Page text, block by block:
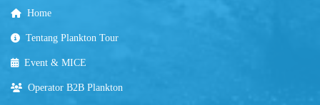
Home
Tentang Plankton Tour
Event & MICE
Operator B2B Plankton